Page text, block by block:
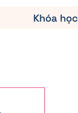
Khóa học